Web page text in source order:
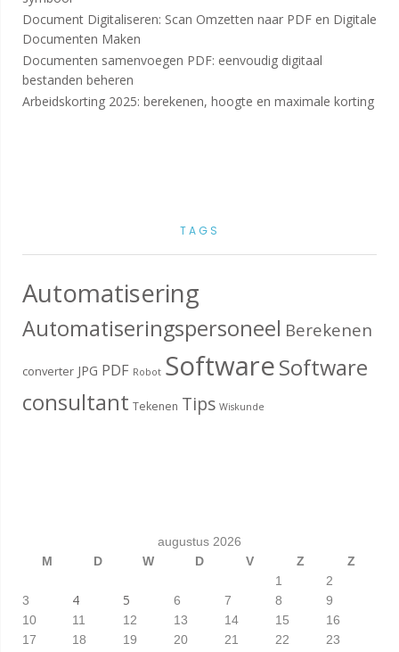
Document Digitaliseren: Scan Omzetten naar PDF en Digitale
Documenten Maken
Documenten samenvoegen PDF: eenvoudig digitaal
bestanden beheren
Arbeidskorting 2025: berekenen, hoogte en maximale korting
TAGS
Automatisering
Automatiseringspersoneel Berekenen
converter JPG PDF Robot SoftwareSoftware
consultant Tekenen Tips Wiskunde
augustus 2026
M
D W D V Z
Z
1
2
3
4 5 6 7 8
9
10
11 12 13 14 15
16
17
18 19 20 21 22
23